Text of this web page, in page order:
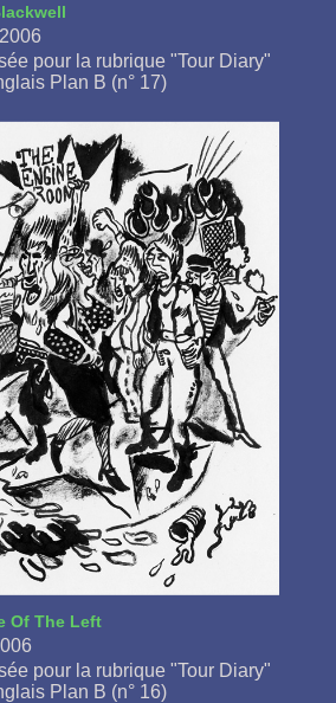
pour la rubrique "Tour Diary"
Plan B (n° 17)
Of The Left
pour la rubrique "Tour Diary"
Plan B (n° 16)